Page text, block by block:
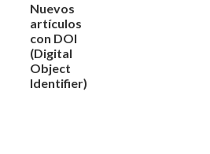
Nuevos
artículos
con DOI
(Digital
Object
Identifier)